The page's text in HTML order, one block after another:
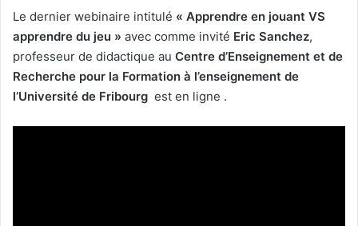
Le dernier webinaire intitulé « Apprendre en jouant VS
apprendre du jeu » avec comme invité Eric Sanchez,
professeur de didactique au Centre d’Enseignement et de
Recherche pour la Formation à l’enseignement de
l’Université de Fribourg est en ligne .